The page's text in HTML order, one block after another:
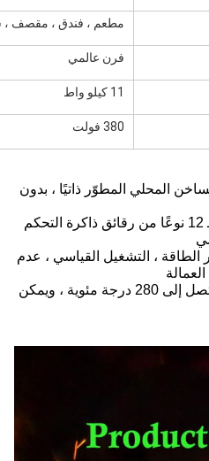
مطعم ، فندق ، مقصف ،
فرن عالمي
11 كيلو واط
380 فولت
المحلي المطوّر ذاتيًا ، بدون
2: البحث والتطوير المخصص لـ 12 نوعًا من رقائق ذاكرة التحكم
الطاقة ، التشغيل القياسي ، عدم
4: أعلى درجة حرارة يمكن أن تصل إلى 280 درجة مئوية ، ويمكن